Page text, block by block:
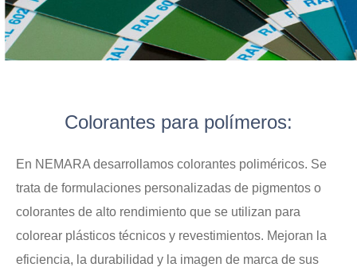
Colorantes para polímeros:
En NEMARA desarrollamos colorantes poliméricos. Se
trata de formulaciones personalizadas de pigmentos o
colorantes de alto rendimiento que se utilizan para
colorear plásticos técnicos y revestimientos. Mejoran la
eficiencia, la durabilidad y la imagen de marca de sus